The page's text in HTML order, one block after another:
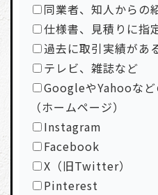
同業者、知人からの
仕様書、見積りに指
過去に取引実績があ
テレビ、雑誌など
GoogleやYahooな
（ホームページ）
Instagram
Facebook
X（旧Twitter）
Pinterest